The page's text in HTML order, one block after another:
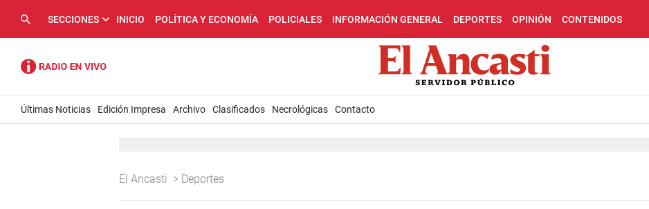
SECCIONES INICIO POLÍTICA Y ECONOMÍA POLICIALES INFORMACIÓN GENERAL DEPORTES OPINIÓN CONTENIDOS
Últimas Noticias Edición Impresa Archivo Clasificados Necrológicas Contacto
El Ancasti > Deportes